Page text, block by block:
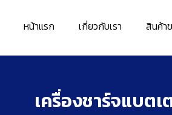
หน้าแรก เกี่ยวกับเรา สินค้า
เครื่องชาร์จแบต